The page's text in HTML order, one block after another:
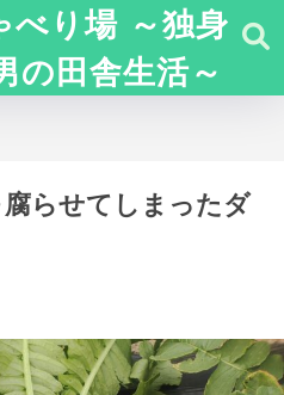
べり場 ～独身
の田舎生活～
らせてしまったダ